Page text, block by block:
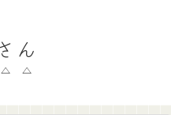
ん